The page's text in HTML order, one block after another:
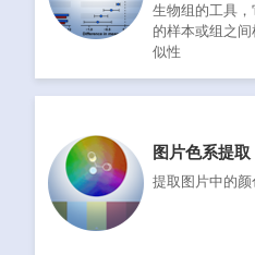
生物组的工具
的样本或组之
似性
图片色系提取
提取图片中的颜